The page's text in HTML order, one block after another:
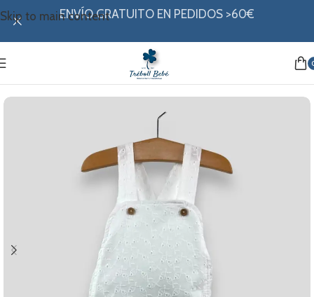
Skip to main contentENVÍO GRATUITO EN PEDIDOS >60€
Colección verano